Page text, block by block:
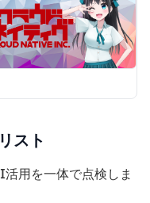
city/
スト
用を一体で点検しま